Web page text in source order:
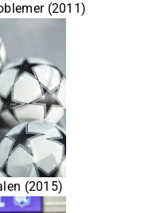
(2011)
(2015)